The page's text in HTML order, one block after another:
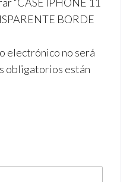
BORDE
electrónico no será
obligatorios están